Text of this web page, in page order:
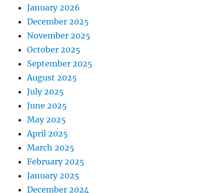
January 2026
December 2025
November 2025
October 2025
September 2025
August 2025
July 2025
June 2025
May 2025
April 2025
March 2025
February 2025
January 2025
December 2024